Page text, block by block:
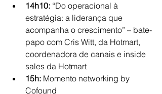
14h10: “Do operacional à
estratégia: a liderança que
acompanha o crescimento” – bate-
papo com Cris Witt, da Hotmart,
coordenadora de canais e inside
sales da Hotmart
15h: Momento networking by
Cofound